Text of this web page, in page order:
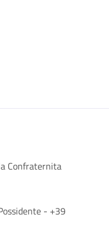
Confraternita
- +39